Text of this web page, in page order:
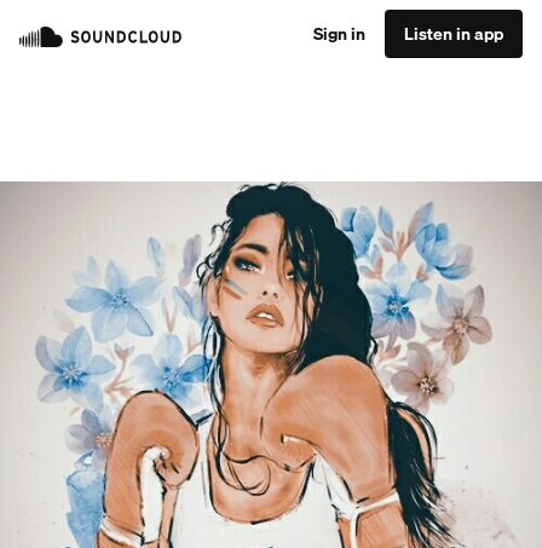
Sign in Listen in app